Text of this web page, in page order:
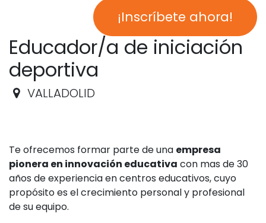
¡Inscríbete ahora!
Educador/a de iniciación
deportiva
VALLADOLID
Te ofrecemos formar parte de una empresa
pionera en innovación educativa con mas de 30
años de experiencia en centros educativos, cuyo
propósito es el crecimiento personal y profesional
de su equipo.